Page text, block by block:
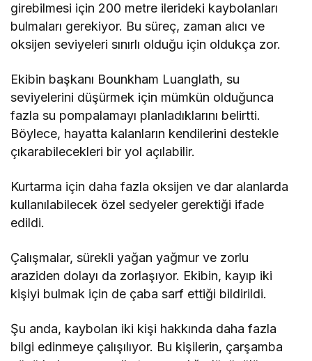
girebilmesi için 200 metre ilerideki kaybolanları
bulmaları gerekiyor. Bu süreç, zaman alıcı ve
oksijen seviyeleri sınırlı olduğu için oldukça zor.
Ekibin başkanı Bounkham Luanglath, su
seviyelerini düşürmek için mümkün olduğunca
fazla su pompalamayı planladıklarını belirtti.
Böylece, hayatta kalanların kendilerini destekle
çıkarabilecekleri bir yol açılabilir.
Kurtarma için daha fazla oksijen ve dar alanlarda
kullanılabilecek özel sedyeler gerektiği ifade
edildi.
Çalışmalar, sürekli yağan yağmur ve zorlu
araziden dolayı da zorlaşıyor. Ekibin, kayıp iki
kişiyi bulmak için de çaba sarf ettiği bildirildi.
Şu anda, kaybolan iki kişi hakkında daha fazla
bilgi edinmeye çalışılıyor. Bu kişilerin, çarşamba